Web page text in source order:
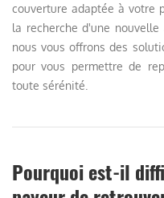
couverture adaptée à votre
la recherche d'une
nous vous offrons des
pour vous permettre de
toute sérénité.
Pourquoi est-il